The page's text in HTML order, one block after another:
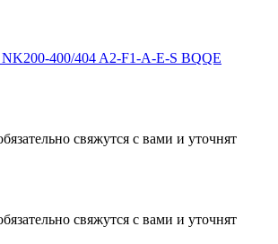
400/404 A2-F1-A-E-S BQQE
свяжутся с вами и уточнят
свяжутся с вами и уточнят